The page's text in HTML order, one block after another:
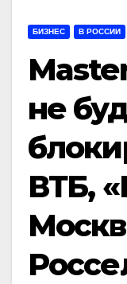
БИЗНЕС В РОССИИ
не
ВТБ,